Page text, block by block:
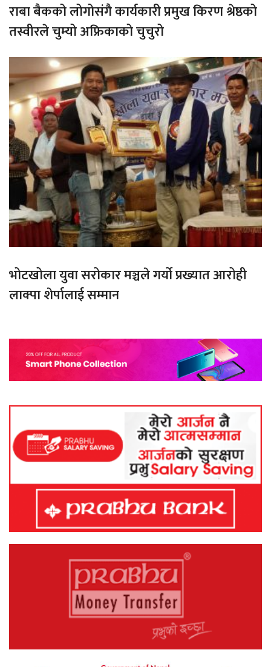
राबा बैकको लोगोसंगै कार्यकारी प्रमुख किरण श्रेष्ठको
तस्वीरले चुम्यो अफ्रिकाको चुचुरो
भोटखोला युवा सरोकार मञ्चले गर्यो प्रख्यात आरोही
लाक्पा शेर्पालाई सम्मान